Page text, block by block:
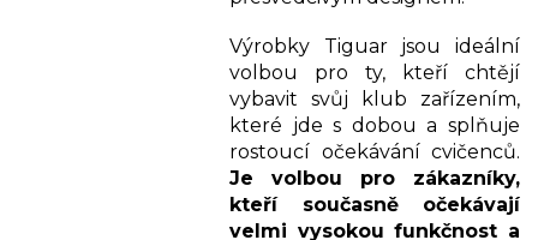
Výrobky Tiguar jsou ideální
volbou pro ty, kteří chtějí
vybavit svůj klub zařízením,
které jde s dobou a splňuje
rostoucí očekávání cvičenců.
Je volbou pro zákazníky,
kteří současně očekávají
velmi vysokou funkčnost a